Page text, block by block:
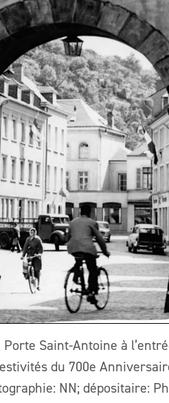
Saint-Antoine à
du 700e
NN; dépositaire: